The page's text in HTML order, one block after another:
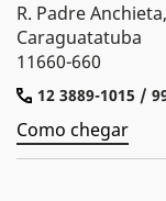
R. Padre
Caraguatatuba
11660-660
12 3889-1015 /
Como chegar